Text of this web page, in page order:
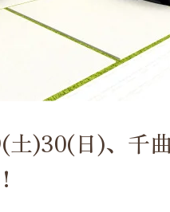
土)30(日)、千